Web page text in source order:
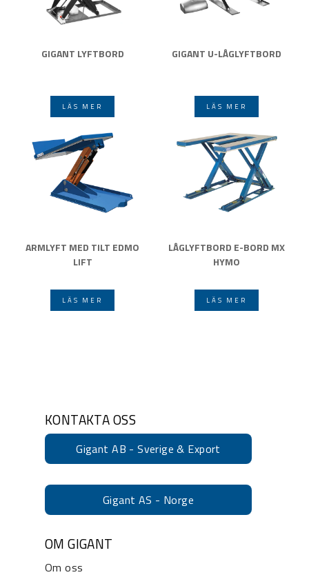
GIGANT LYFTBORD
LÄS MER
GIGANT U-LÅGLYFTBORD
LÄS MER
ARMLYFT MED TILT EDMO
LIFT
LÄS MER
LÅGLYFTBORD E-BORD MX
HYMO
LÄS MER
KONTAKTA OSS
Gigant AB - Sverige & Export
Gigant AS - Norge
OM GIGANT
Om oss